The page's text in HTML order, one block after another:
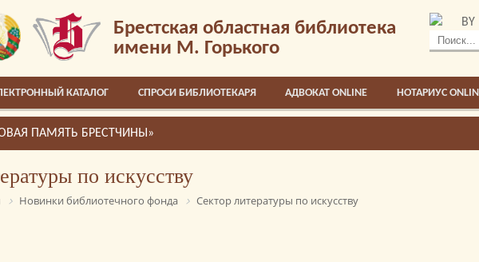
Брестская областная библиотека
имени М. Горького
BY
КАТАЛОГ СПРОСИ БИБЛИОТЕКАРЯ АДВОКАТ ONLINE НОТАРИУС
ПАМЯТЬ БРЕСТЧИНЫ»
по искусству
Новинки библиотечного фонда Сектор литературы по искусству